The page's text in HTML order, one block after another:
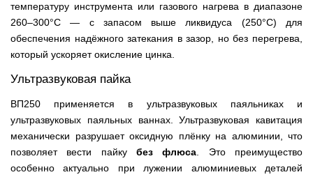
температуру инструмента или газового нагрева в диапазоне
260–300°С — с запасом выше ликвидуса (250°С) для
обеспечения надёжного затекания в зазор, но без перегрева,
который ускоряет окисление цинка.
Ультразвуковая пайка
ВП250 применяется в ультразвуковых паяльниках и
ультразвуковых паяльных ваннах. Ультразвуковая кавитация
механически разрушает оксидную плёнку на алюминии, что
позволяет вести пайку без флюса . Это преимущество
особенно актуально при лужении алюминиевых деталей